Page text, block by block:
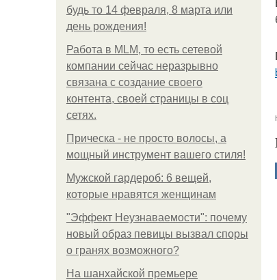
будь то 14 февраля, 8 марта или
день рождения!
Работа в MLM, то есть сетевой
компании сейчас неразрывно
связана с создание своего
контента, своей страницы в соц
сетях.
Прическа - не просто волосы, а
мощный инструмент вашего стиля!
Мужской гардероб: 6 вещей,
которые нравятся женщинам
"Эффект Неузнаваемости": почему
новый образ певицы вызвал споры
о гранях возможного?
На шанхайской премьере